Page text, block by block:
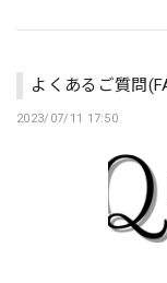
よくあるご質問
2023/07/11 17:50